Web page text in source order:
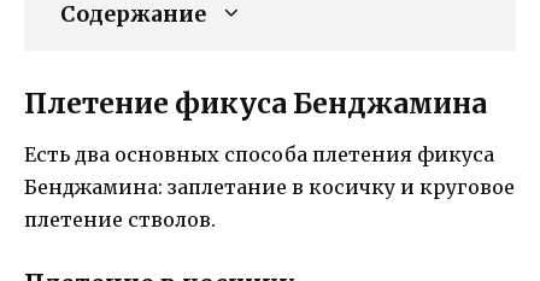
Содержание
Плетение фикуса Бенджамина
Есть два основных способа плетения фикуса
Бенджамина: заплетание в косичку и круговое
плетение стволов.